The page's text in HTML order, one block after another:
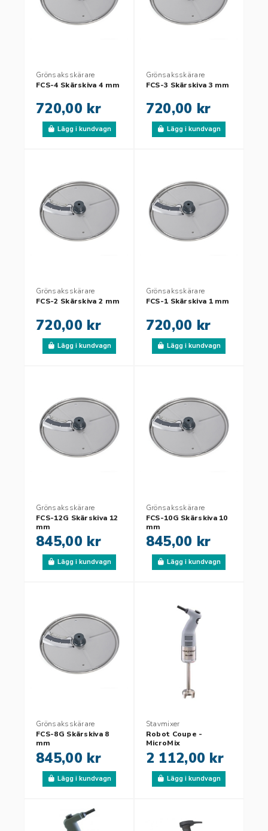
Grönsaksskärare
FCS-4 Skärskiva 4 mm
720,00 kr
Lägg i kundvagn
Grönsaksskärare
FCS-3 Skärskiva 3 mm
720,00 kr
Lägg i kundvagn
Grönsaksskärare
FCS-2 Skärskiva 2 mm
720,00 kr
Lägg i kundvagn
Grönsaksskärare
FCS-1 Skärskiva 1 mm
720,00 kr
Lägg i kundvagn
Grönsaksskärare
FCS-12G Skärskiva 12
mm
845,00 kr
Lägg i kundvagn
Grönsaksskärare
FCS-10G Skärskiva 10
mm
845,00 kr
Lägg i kundvagn
Grönsaksskärare
FCS-8G Skärskiva 8
mm
845,00 kr
Lägg i kundvagn
Stavmixer
Robot Coupe -
MicroMix
2 112,00 kr
Lägg i kundvagn